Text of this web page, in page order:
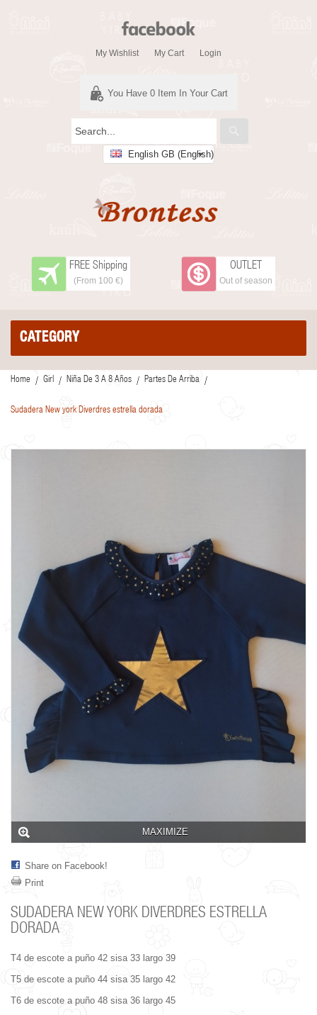
My Wishlist My Cart Login
You Have 0 Item In Your Cart
English GB (English)
FREE Shipping
(From 100 €)
OUTLET
Out of season
CATEGORY
Home Girl Niña De 3 A 8 Años Partes De Arriba
Sudadera New york Diverdres estrella dorada
MAXIMIZE
Share on Facebook!
Print
SUDADERA NEW YORK DIVERDRES ESTRELLA
DORADA
T4 de escote a puño 42 sisa 33 largo 39
T5 de escote a puño 44 sisa 35 largo 42
T6 de escote a puño 48 sisa 36 largo 45